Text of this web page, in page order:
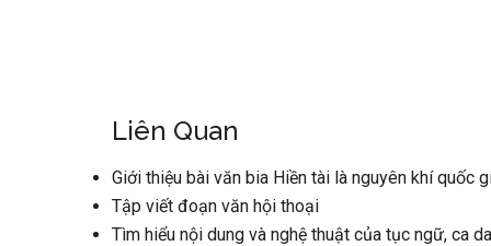
Liên Quan
Giới thiệu bài văn bia Hiền tài là nguyên khí quốc
Tập viết đoạn văn hội thoại
Tìm hiểu nội dung và nghệ thuật của tục ngữ, ca